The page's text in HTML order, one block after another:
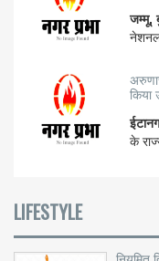
जम्मू,
किया
के
LIFESTYLE